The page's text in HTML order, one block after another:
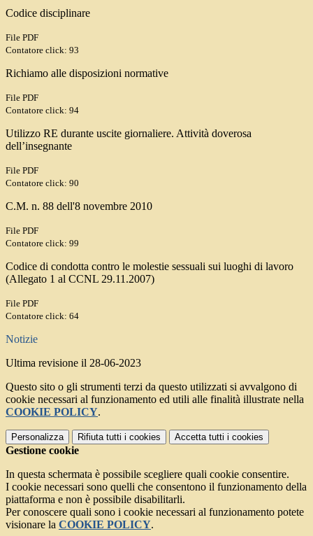
Codice disciplinare
File PDF
Contatore click: 93
Richiamo alle disposizioni normative
File PDF
Contatore click: 94
Utilizzo RE durante uscite giornaliere. Attività doverosa
dell’insegnante
File PDF
Contatore click: 90
C.M. n. 88 dell'8 novembre 2010
File PDF
Contatore click: 99
Codice di condotta contro le molestie sessuali sui luoghi di lavoro
(Allegato 1 al CCNL 29.11.2007)
File PDF
Contatore click: 64
Notizie
Ultima revisione il 28-06-2023
Questo sito o gli strumenti terzi da questo utilizzati si avvalgono di
cookie necessari al funzionamento ed utili alle finalità illustrate nella
COOKIE POLICY.
Personalizza Rifiuta tutti i cookies Accetta tutti i cookies
Gestione cookie
In questa schermata è possibile scegliere quali cookie consentire.
I cookie necessari sono quelli che consentono il funzionamento della
piattaforma e non è possibile disabilitarli.
Per conoscere quali sono i cookie necessari al funzionamento potete
visionare la COOKIE POLICY.